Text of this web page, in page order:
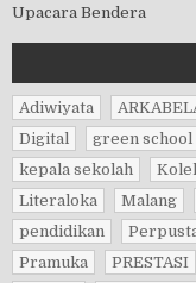
Upacara Bendera
Adiwiyata
Digital
green school
kepala sekolah
Literaloka
Malang
pendidikan
Pramuka
PRESTASI